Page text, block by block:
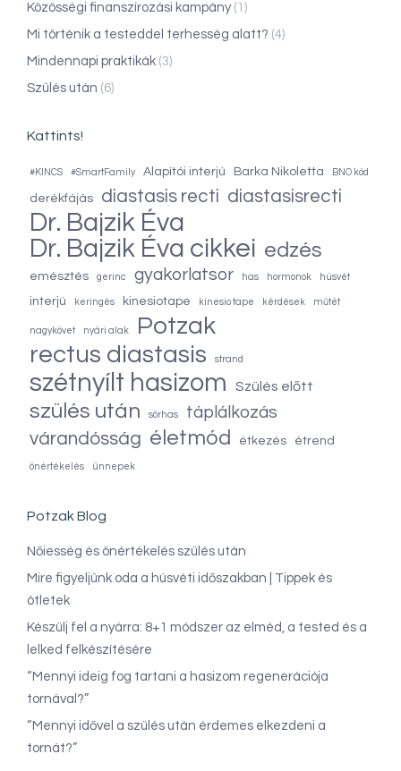
Közösségi finanszírozási kampány(1)
Mi történik a testeddel terhesség alatt? (4)
Mindennapi praktikák (3)
Szülés után (6)
Kattints!
#KINCS #SmartFamily Alapítói interjú Barka Nikoletta BNO kód
derékfájás diastasis recti diastasisrecti
Dr. Bajzik Éva
Dr. Bajzik Éva cikkei edzés
emésztés gerinc gyakorlatsor has hormonok húsvét
interjú keringés kinesiotape kinesio tape kérdések műtét
nagykövet nyári alak
Potzak
rectus diastasis
strand
szétnyílt hasizom Szülés előtt
szülés után sörhas táplálkozás
várandósság életmód étkezés étrend
önértékelés ünnepek
Potzak Blog
Nőiesség és önértékelés szülés után
Mire figyeljünk oda a húsvéti időszakban | Tippek és
ötletek
Készülj fel a nyárra: 8+1 módszer az elméd, a tested és a
lelked felkészítésére
“Mennyi ideig fog tartani a hasizom regenerációja
tornával?”
“Mennyi idővel a szülés után érdemes elkezdeni a
tornát?”